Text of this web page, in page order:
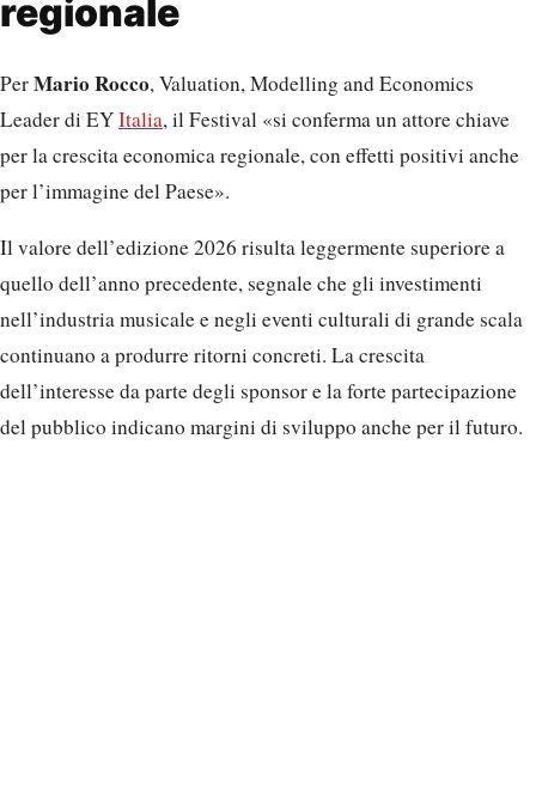
regionale
PerMario Rocco, Valuation, Modelling and Economics
Leader di EYItalia, il Festival «si conferma un attore chiave
per la crescita economica regionale, con effetti positivi anche
per l’immagine del Paese».
Il valore dell’edizione 2026 risulta leggermente superiore a
quello dell’anno precedente, segnale che gli investimenti
nell’industria musicale e negli eventi culturali di grande scala
continuano a produrre ritorni concreti. La crescita
dell’interesse da parte degli sponsor e la forte partecipazione
del pubblico indicano margini di sviluppo anche per il futuro.